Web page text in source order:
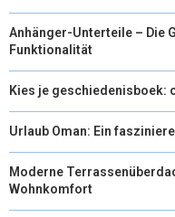
Anhänger-Unterteile – Die
Funktionalität
Kies je geschiedenisboek:
Urlaub Oman: Ein
Moderne
Wohnkomfort